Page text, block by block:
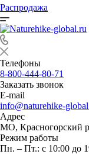
Распродажа
Телефоны
8-800-444-80-71
Заказать звонок
E-mail
info@naturehike-
Адрес
МО, Красногорский
Режим работы
Пн. – Пт.: с 10:00 до